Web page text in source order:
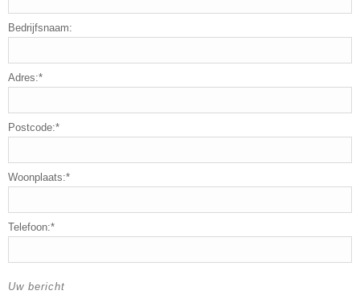
Bedrijfsnaam:
Adres:*
Postcode:*
Woonplaats:*
Telefoon:*
Uw bericht